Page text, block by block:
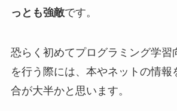
っとも強敵です。
恐らく初めてプログラミング学習
を行う際には、本やネットの情報
合が大半かと思います。